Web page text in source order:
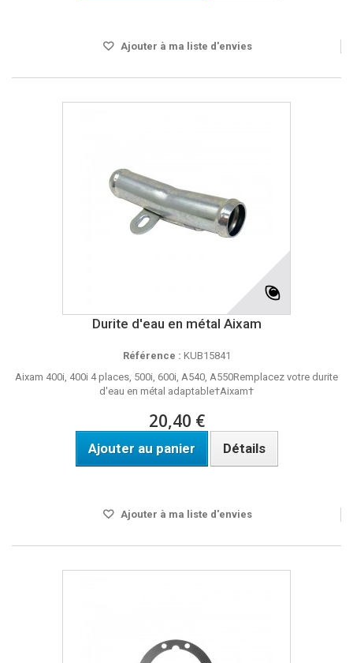
Ajouter à ma liste d'envies
Durite d'eau en métal Aixam
Référence : KUB15841
Aixam 400i, 400i 4 places, 500i, 600i, A540, A550Remplacez votre durite
d'eau en métal adaptable†Aixam†
20,40 €
Ajouter au panier Détails
Ajouter à ma liste d'envies